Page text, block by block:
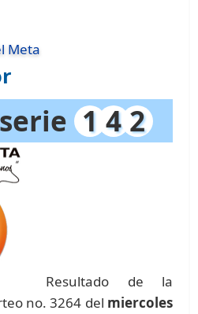
Meta
1 4 2
Resultado de la
no. 3264 del miercoles